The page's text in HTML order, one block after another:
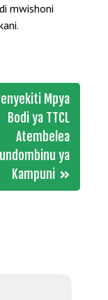
mwishoni
Mpya
Bodi ya TTCL
Atembelea
ya
Kampuni